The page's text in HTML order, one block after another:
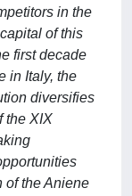
in the
of this
first decade
in Italy, the
diversifies
the XIX
of the Aniene